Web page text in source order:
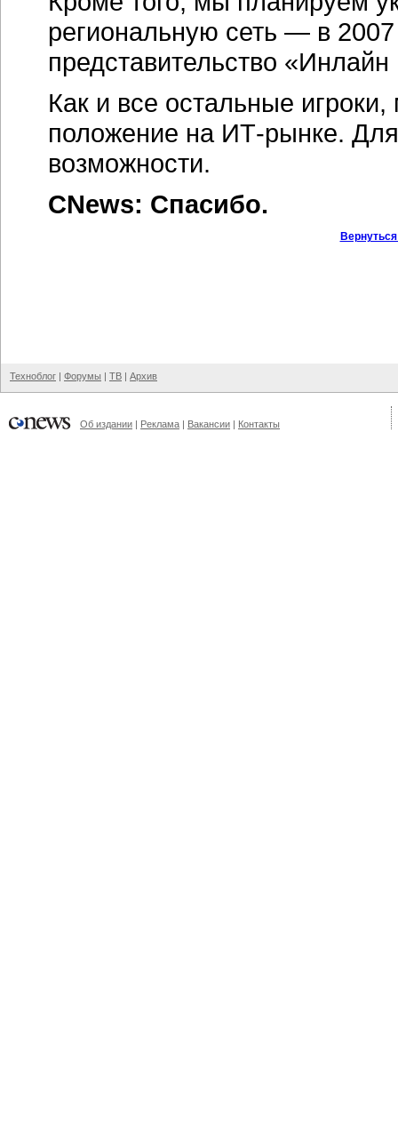
региональную сеть — в
представительство
Как и все остальные
положение на ИТ-рынке.
возможности.
CNews: Спасибо.
Техноблог | Форумы | ТВ | Архив
Об издании | Реклама | Вакансии | Контакты